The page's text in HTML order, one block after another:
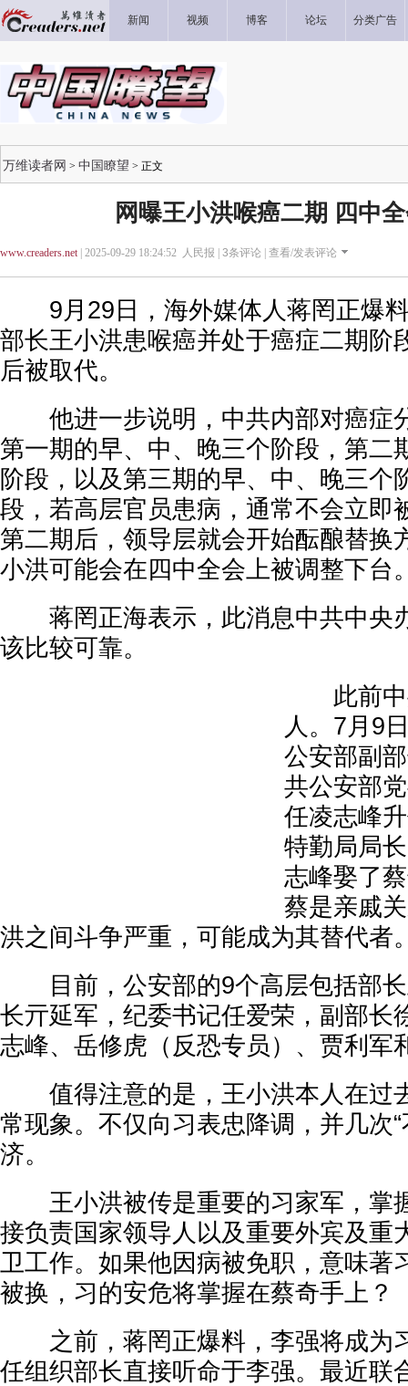
新闻 视频 博客 论坛 分类广告
万维读者网 > 中国瞭望 > 正文
网曝王小洪喉癌二期 四中
www.creaders.net| 2025-09-29 18:24:52 人民报 | 3条评论 | 查看/发表评论
9月29日，海外媒体人蒋罔正爆料
部长王小洪患喉癌并处于癌症二期阶
后被取代。
他进一步说明，中共内部对癌症
第一期的早、中、晚三个阶段，第二
阶段，以及第三期的早、中、晚三个
段，若高层官员患病，通常不会立即
第二期后，领导层就会开始酝酿替换
小洪可能会在四中全会上被调整下台
蒋罔正海表示，此消息中共中央
该比较可靠。
此前中
人。7月9
公安部副
共公安部
任凌志峰
特勤局局
志峰娶了
蔡是亲戚
洪之间斗争严重，可能成为其替代者
目前，公安部的9个高层包括部长
长亓延军，纪委书记任爱荣，副部长
志峰、岳修虎（反恐专员）、贾利军
值得注意的是，王小洪本人在过
常现象。不仅向习表忠降调，并几次
济。
王小洪被传是重要的习家军，掌
接负责国家领导人以及重要外宾及重
卫工作。如果他因病被免职，意味著
被换，习的安危将掌握在蔡奇手上？
之前，蒋罔正爆料，李强将成为
任组织部长直接听命于李强。最近联